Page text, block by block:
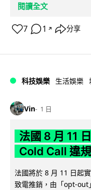
閱讀全文
7 1 ↗ 分享
科技娛樂 生活娛樂
Vin 1 日
法國 8 月 11
Cold Call 違
法國將於 8 月 11 日起
致電推銷，由「opt-out